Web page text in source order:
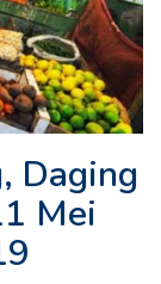
Daging
Mei